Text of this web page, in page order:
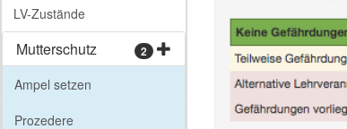
LV-Zustände
Mutterschutz 2
Ampel setzen
Prozedere